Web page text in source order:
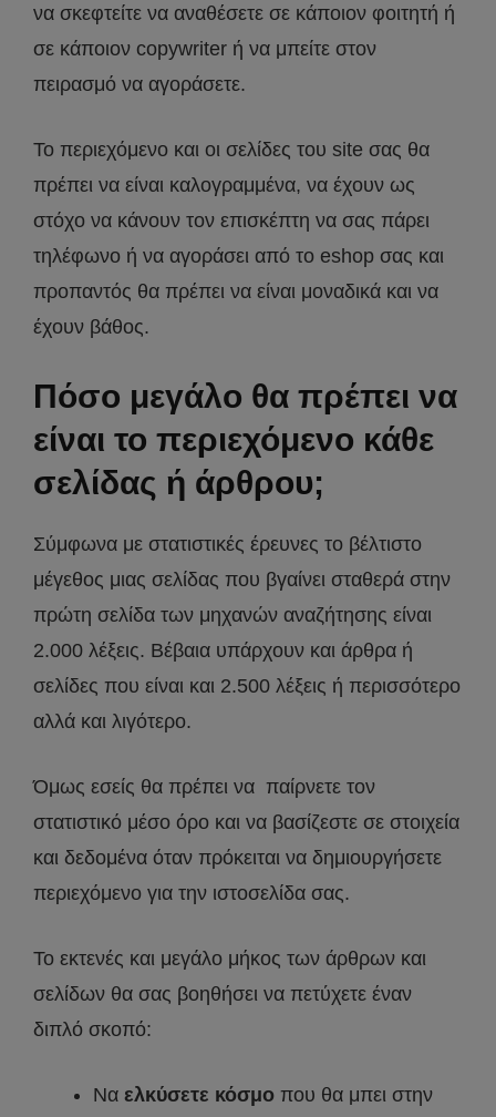
να σκεφτείτε να αναθέσετε σε κάποιον φοιτητή ή
σε κάποιον copywriter ή να μπείτε στον
πειρασμό να αγοράσετε.
Το περιεχόμενο και οι σελίδες του site σας θα
πρέπει να είναι καλογραμμένα, να έχουν ως
στόχο να κάνουν τον επισκέπτη να σας πάρει
τηλέφωνο ή να αγοράσει από το eshop σας και
προπαντός θα πρέπει να είναι μοναδικά και να
έχουν βάθος.
Πόσο μεγάλο θα πρέπει να
είναι το περιεχόμενο κάθε
σελίδας ή άρθρου;
Σύμφωνα με στατιστικές έρευνες το βέλτιστο
μέγεθος μιας σελίδας που βγαίνει σταθερά στην
πρώτη σελίδα των μηχανών αναζήτησης είναι
2.000 λέξεις. Βέβαια υπάρχουν και άρθρα ή
σελίδες που είναι και 2.500 λέξεις ή περισσότερο
αλλά και λιγότερο.
Όμως εσείς θα πρέπει να παίρνετε τον
στατιστικό μέσο όρο και να βασίζεστε σε στοιχεία
και δεδομένα όταν πρόκειται να δημιουργήσετε
περιεχόμενο για την ιστοσελίδα σας.
Το εκτενές και μεγάλο μήκος των άρθρων και
σελίδων θα σας βοηθήσει να πετύχετε έναν
διπλό σκοπό:
Να ελκύσετε κόσμο που θα μπει στην